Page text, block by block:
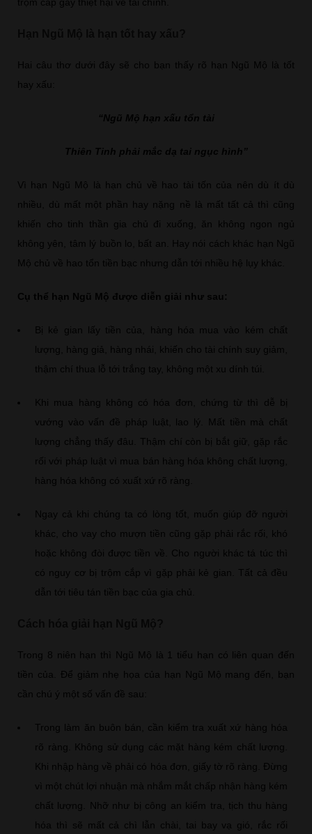
Hai câu thơ dưới đây sẽ cho bạn thấy rõ hạn Ngũ Mộ là tốt
hay xấu:
“Ngũ Mộ hạn xấu tổn tài
Thiên Tinh phải mắc dạ tai ngục hình”
Vì hạn Ngũ Mộ là hạn chủ về hao tài tốn của nên dù ít dù
nhiều, dù mất một phần hay nặng nề là mất tất cả thì cũng
khiến cho tinh thần gia chủ đi xuống, ăn không ngon ngủ
không yên, tâm lý buồn lo, bất an. Hay nói cách khác hạn Ngũ
Mộ chủ về hao tổn tiền bạc nhưng dẫn tới nhiều hệ lụy khác.
Cụ thể hạn Ngũ Mộ được diễn giải như sau:
Bị kẻ gian lấy tiền của, hàng hóa mua vào kém chất
lượng, hàng giả, hàng nhái, khiến cho tài chính suy giảm,
thậm chí thua lỗ tới trắng tay, không một xu dính túi.
Khi mua hàng không có hóa đơn, chứng từ thì dễ bị
vướng vào vấn đề pháp luật, lao lý. Mất tiền mà chất
lượng chẳng thấy đâu. Thậm chí còn bị bắt giữ, gặp rắc
rối với pháp luật vì mua bán hàng hóa không chất lượng,
hàng hóa không có xuất xứ rõ ràng.
Ngay cả khi chúng ta có lòng tốt, muốn giúp đỡ người
khác, cho vay cho mượn tiền cũng gặp phải rắc rối, khó
hoặc không đòi được tiền về. Cho người khác tá túc thì
có nguy cơ bị trộm cắp vì gặp phải kẻ gian. Tất cả đều
dẫn tới tiêu tán tiền bạc của gia chủ.
Trong 8 niên hạn thì Ngũ Mộ là 1 tiểu hạn có liên quan đến
tiền của. Để giảm nhẹ họa của hạn Ngũ Mộ mang đến, bạn
cần chú ý một số vấn đề sau:
Trong làm ăn buôn bán, cần kiểm tra xuất xứ hàng hóa
rõ ràng. Không sử dụng các mặt hàng kém chất lượng.
Khi nhập hàng về phải có hóa đơn, giấy tờ rõ ràng. Đừng
vì một chút lợi nhuận mà nhắm mắt chấp nhận hàng kém
chất lượng. Nhỡ như bị công an kiểm tra, tịch thu hàng
hóa thì sẽ mất cả chì lẫn chài, tai bay vạ gió, rắc rối